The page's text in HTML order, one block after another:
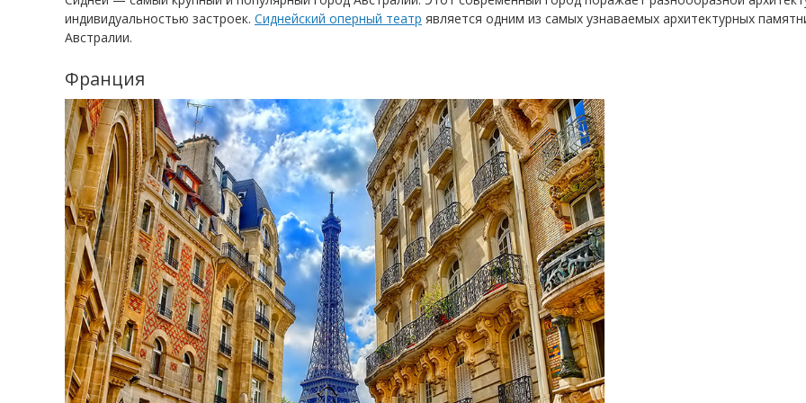
индивидуальностью застроек. Сиднейский оперный театр является одним из самых узнаваемых архитектурных
Австралии.
Франция